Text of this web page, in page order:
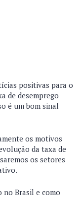
positivas para o
de desemprego
é um bom sinal
os motivos
da taxa de
os setores
no Brasil e como